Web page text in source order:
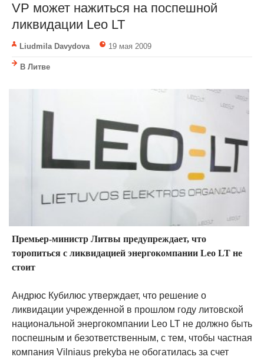
VP может нажиться на поспешной
ликвидации Leo LT
Liudmila Davydova 19 мая 2009
В Литве
Премьер-министр Литвы предупреждает, что
торопиться с ликвидацией энергокомпании Leo LT не
стоит
Андрюс Кубилюс утверждает, что решение о
ликвидации учрежденной в прошлом году литовской
национальной энергокомпании Leo LT не должно быть
поспешным и безответственным, с тем, чтобы частная
компания Vilniaus prekyba не обогатилась за счет